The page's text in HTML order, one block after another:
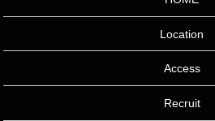
Location
Access
Recruit